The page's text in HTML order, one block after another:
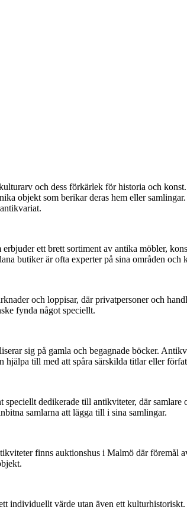
och dess förkärlek för historia och
objekt som berikar deras hem eller
ett brett sortiment av antika möbler,
butiker är ofta experter på sina områden
och loppisar, där privatpersoner och
fynda något speciellt.
sig på gamla och begagnade böcker.
hjälpa till med att spåra särskilda titlar eller
dedikerade till antikviteter, där
samlarna att lägga till i sina samlingar.
finns auktionshus i Malmö där
individuellt värde utan även ett